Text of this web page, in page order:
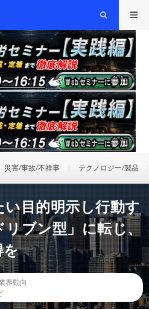
災害/事故/不祥事 テクノロジー/製品
目的明示し行動す
ブン型」に転じ、
を
界動向